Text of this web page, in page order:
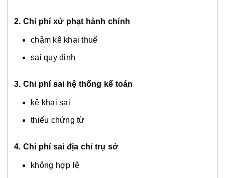
2. Chi phí xử phạt hành chính
chậm kê khai thuế
sai quy định
3. Chi phí sai hệ thống kế toán
kê khai sai
thiếu chứng từ
4. Chi phí sai địa chỉ trụ sở
không hợp lệ